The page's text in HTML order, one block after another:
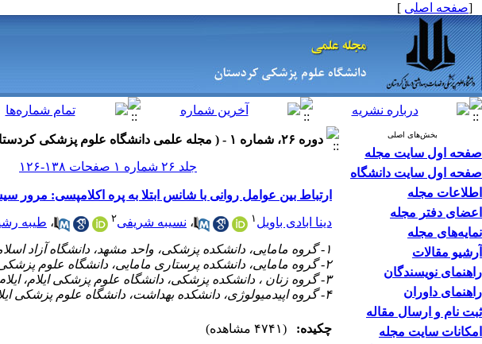
[صفحه اصلی ]
بخش‌های اصلی
صفحه اول سایت مجله
صفحه اول سایت دانشگاه
اطلاعات مجله
اعضای دفتر مجله
نمایه‌های مجله
آرشیو مقالات
راهنمای نویسندگان
راهنمای داوران
ثبت نام و ارسال مقاله
امکانات سایت مجله
دوره ۲۶، شماره ۱ - ( مجله علمی دانشگاه علوم پزشکی کردستان ۱۴۰۰ )
جلد ۲۶ شماره ۱ صفحات ۱۳۸-۱۲۶
ارتباط بین عوامل روانی با شانس ابتلا به پره اکلامپسی: مرور
دینا ابادی باویل ۱ ، نسیبه شریفی۲ ، طیبه
۱- گروه مامایی، دانشکده پزشکی، واحد مشهد، دانشگاه آزاد اسلامی، مشهد، ایران
۲- گروه مامایی، دانشکده پرستاری مامایی، دانشگاه علوم پزشکی ایلام، ایلام، ایران ،
۳- گروه زنان ، دانشکده پزشکی، دانشگاه علوم پزشکی ایلام، ایلام، ایران
۴- گروه اپیدمیولوژی، دانشکده بهداشت، دانشگاه علوم پزشکی ایلام، ایلام، ایران
چکیده:
(۴۷۴۱ مشاهده)